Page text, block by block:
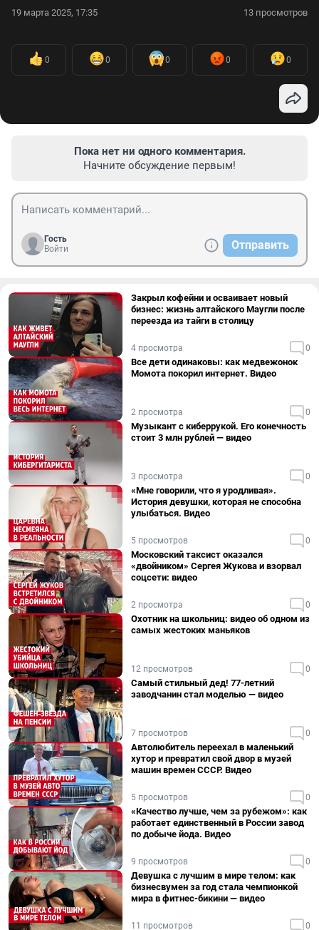
19 марта 2025, 17:35 13 просмотров
0 0 0 0 0
Пока нет ни одного комментария.
Начните обсуждение первым!
Гость
Войти
Отправить
Закрыл кофейни и осваивает новый
бизнес: жизнь алтайского Маугли после
переезда из тайги в столицу
4 просмотра 0
Все дети одинаковы: как медвежонок
Момота покорил интернет. Видео
2 просмотра 0
Музыкант с киберрукой. Его конечность
стоит 3 млн рублей — видео
3 просмотра 0
«Мне говорили, что я уродливая».
История девушки, которая не способна
улыбаться. Видео
5 просмотров 0
Московский таксист оказался
«двойником» Сергея Жукова и взорвал
соцсети: видео
2 просмотра 0
Охотник на школьниц: видео об одном из
самых жестоких маньяков
12 просмотров 0
Самый стильный дед! 77-летний
заводчанин стал моделью — видео
7 просмотров 0
Автолюбитель переехал в маленький
хутор и превратил свой двор в музей
машин времен СССР. Видео
5 просмотров 0
«Качество лучше, чем за рубежом»: как
работает единственный в России завод
по добыче йода. Видео
9 просмотров 0
Девушка с лучшим в мире телом: как
бизнесвумен за год стала чемпионкой
мира в фитнес-бикини — видео
11 просмотров 0